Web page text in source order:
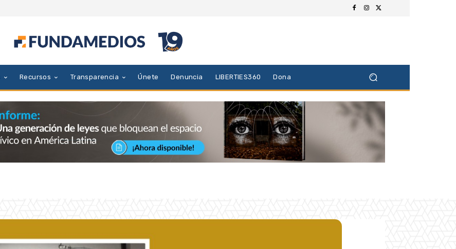
Recursos Transparencia Únete Denuncia LIBERTIES360 Dona